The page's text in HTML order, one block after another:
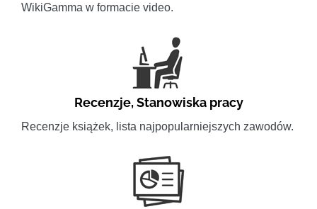
WikiGamma w formacie video.
Recenzje,Stanowiska pracy
Recenzje książek, lista najpopularniejszych zawodów.